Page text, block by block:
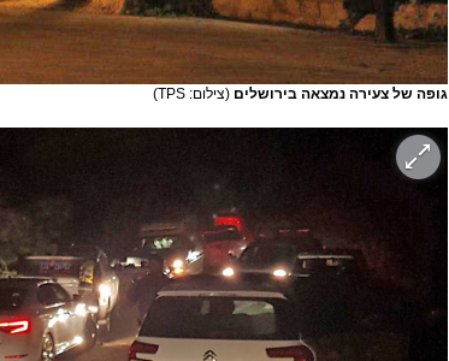
גופה של צעירה נמצאה בירושלים (צילום: TPS)